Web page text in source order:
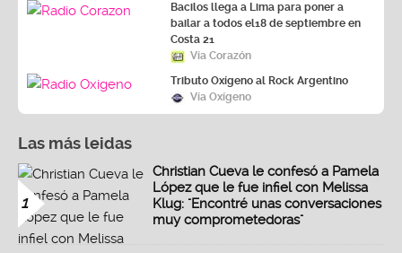
Bacilos llega a Lima para poner a
bailar a todos el18 de septiembre en
Costa 21
Vía Corazón
Tributo Oxígeno al Rock Argentino
Vía Oxígeno
Las más leidas
1
Christian Cueva le confesó a Pamela
López que le fue infiel con Melissa
Klug: "Encontré unas conversaciones
muy comprometedoras"